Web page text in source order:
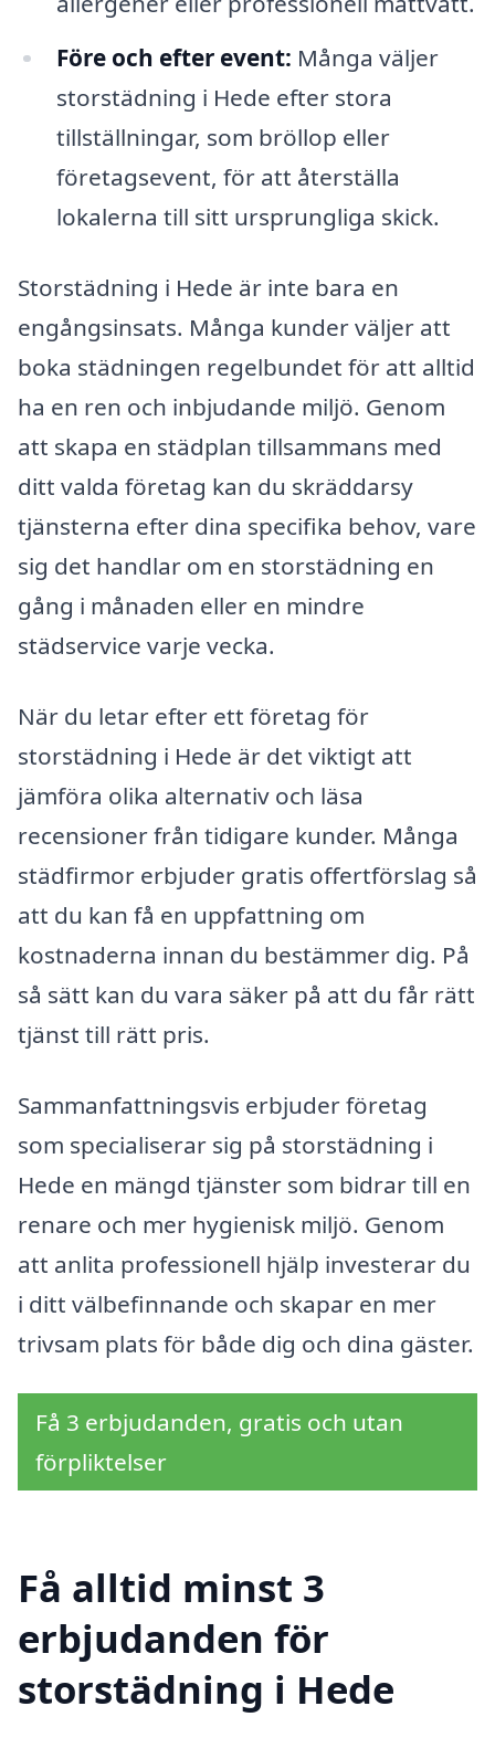
Före och efter event: Många väljer
storstädning i Hede efter stora
tillställningar, som bröllop eller
företagsevent, för att återställa
lokalerna till sitt ursprungliga skick.
Storstädning i Hede är inte bara en
engångsinsats. Många kunder väljer att
boka städningen regelbundet för att alltid
ha en ren och inbjudande miljö. Genom
att skapa en städplan tillsammans med
ditt valda företag kan du skräddarsy
tjänsterna efter dina specifika behov, vare
sig det handlar om en storstädning en
gång i månaden eller en mindre
städservice varje vecka.
När du letar efter ett företag för
storstädning i Hede är det viktigt att
jämföra olika alternativ och läsa
recensioner från tidigare kunder. Många
städfirmor erbjuder gratis offertförslag så
att du kan få en uppfattning om
kostnaderna innan du bestämmer dig. På
så sätt kan du vara säker på att du får rätt
tjänst till rätt pris.
Sammanfattningsvis erbjuder företag
som specialiserar sig på storstädning i
Hede en mängd tjänster som bidrar till en
renare och mer hygienisk miljö. Genom
att anlita professionell hjälp investerar du
i ditt välbefinnande och skapar en mer
trivsam plats för både dig och dina gäster.
Få 3 erbjudanden, gratis och utan
förpliktelser
Få alltid minst 3
erbjudanden för
storstädning i Hede